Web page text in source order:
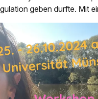
geben durfte. Mit
ich in ca. 90 Minuten das
und sie